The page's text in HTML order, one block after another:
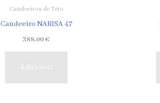
Candeeiros de Teto
Candeeiro NARISA 47
388,00€
Adicionar